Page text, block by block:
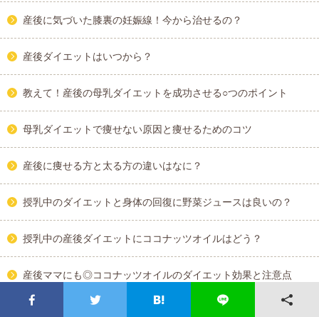
産後に気づいた膝裏の妊娠線！今から治せるの？
産後ダイエットはいつから？
教えて！産後の母乳ダイエットを成功させる○つのポイント
母乳ダイエットで痩せない原因と痩せるためのコツ
産後に痩せる方と太る方の違いはなに？
授乳中のダイエットと身体の回復に野菜ジュースは良いの？
授乳中の産後ダイエットにココナッツオイルはどう？
産後ママにも◎ココナッツオイルのダイエット効果と注意点